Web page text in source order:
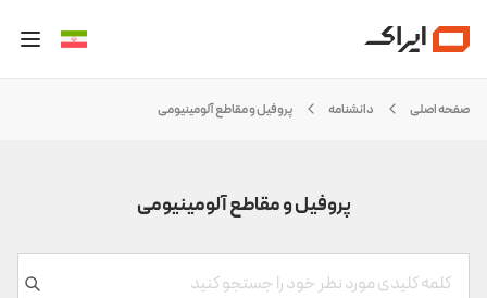
صفحه اصلی دانشنامه پروفیل و مقاطع آلومینیومی
پروفیل و مقاطع آلومینیومی